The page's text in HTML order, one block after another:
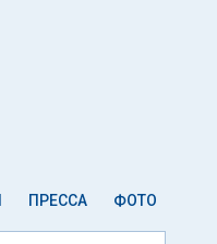
ПРЕССА ФОТО